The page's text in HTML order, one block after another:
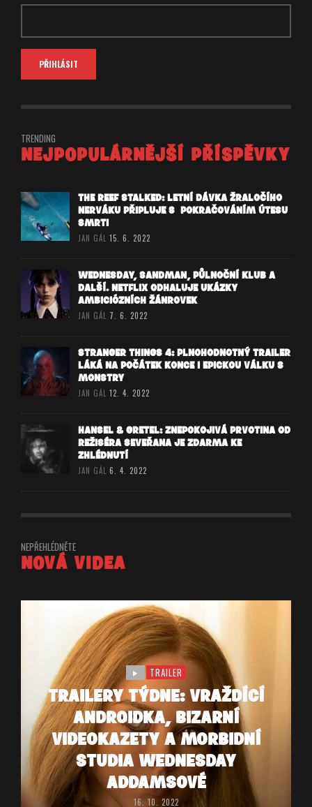
TRENDING
NEJPOPULÁRNĚJŠÍ PŘÍSPĚVKY
THE REEF STALKED: LETNÍ DÁVKA ŽRALOČÍHO
NERVÁKU PŘIPLUJE S POKRAČOVÁNÍM ÚTESU
SMRTI
JAN GÁL 15. 6. 2022
WEDNESDAY, SANDMAN, PŮLNOČNÍ KLUB A
DALŠÍ. NETFLIX ODHALUJE UKÁZKY
AMBICIÓZNÍCH ŽÁNROVEK
JAN GÁL 7. 6. 2022
STRANGER THINGS 4: PLNOHODNOTNÝ TRAILER
LÁKÁ NA POČÁTEK KONCE I EPICKOU VÁLKU S
MONSTRY
JAN GÁL 12. 4. 2022
HANSEL & GRETEL: ZNEPOKOJIVÁ PRVOTINA OD
REŽISÉRA SEVEŘANA JE ZDARMA KE
ZHLÉDNUTÍ
JAN GÁL 6. 4. 2022
NEPŘEHLÉDNĚTE
NOVÁ VIDEA
TRAILER
TRAILERY TÝDNE: VRAŽDÍCÍ
ANDROIDKA, BIZARNÍ
VIDEOKAZETY A MORBIDNÍ
STUDIA WEDNESDAY
ADDAMSOVÉ
16. 10. 2022